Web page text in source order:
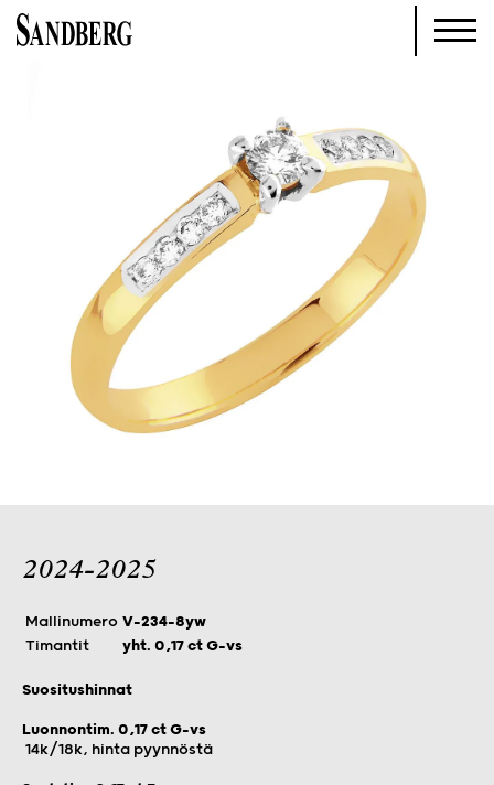
2024-2025
Mallinumero V-234-8yw
Timantit
yht. 0,17 ct G-vs
Suositushinnat
Luonnontim. 0,17 ct G-vs
14k/18k, hinta pyynnöstä